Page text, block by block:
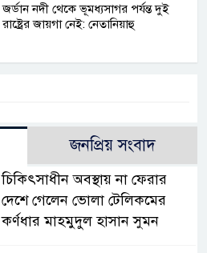
জর্ডান নদী থেকে ভূমধ্যসাগর পর্যন্ত দুই
রাষ্ট্রের জায়গা নেই: নেতানিয়াহু
জনপ্রিয় সংবাদ
চিকিৎসাধীন অবস্থায় না ফেরার
দেশে গেলেন ভোলা টেলিকমের
কর্ণধার মাহমুদুল হাসান সুমন